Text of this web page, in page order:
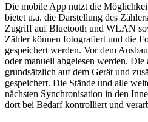
Die mobile App nutzt die
bietet u.a. die Darstellung des
Zugriff auf Bluetooth und WLAN
Zähler können fotografiert und die
gespeichert werden. Vor dem
oder manuell abgelesen werden. Die
grundsätzlich auf dem Gerät und
gespeichert. Die Stände und alle
nächsten Synchronisation in den
dort bei Bedarf kontrolliert und